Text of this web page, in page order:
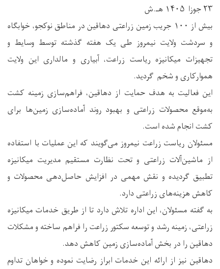
۲۳ جوزا ۱۴۰۵ هـ.ش
بیش از ۱۰۰ جریب زمین زراعتی دهاقین در مناطق نوکجو، خوابگاه
و سردشت ولایت نیمروز طی یک هفته گذشته توسط وسایط و
تجهیزات میکانیزه ریاست زراعت، آبیاری و مالداری این ولایت
هموارکاری و شخم گردید.
این فعالیت به هدف حمایت از دهاقین، فراهم‌سازی زمینه کشت
به‌موقع محصولات زراعتی و بهبود روند آماده‌سازی زمین‌ها برای
کشت انجام شده است.
مسئولان ریاست زراعت نیمروز می‌گویند که این عملیات با استفاده
از ماشین‌آلات زراعتی و تحت نظارت مستقیم مدیریت میکانیزه
تطبیق گردیده و نقش مهمی در افزایش حاصل‌دهی محصولات و
کاهش هزینه‌های زراعتی دارد.
به گفته مسئولان، این اداره تلاش دارد تا از طریق خدمات میکانیزه
زراعتی، زمینه رشد و توسعه سکتور زراعت را فراهم ساخته و مشکلات
دهاقین را در بخش آماده‌سازی زمین کاهش دهد.
دهاقین نیز از ارائه این خدمات ابراز رضایت نموده و خواهان تداوم